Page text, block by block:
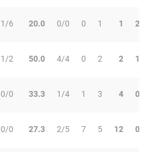
1/6 20.0 0/0 0 1 1 2
1/2 50.0 4/4 0 2 2 1
0/0 33.3 1/4 1 3 4 0
0/0 27.3 2/5 7 5 12 0